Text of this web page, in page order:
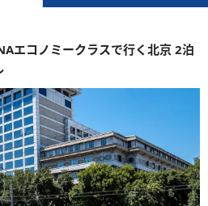
エコノミークラスで行く北京 2泊